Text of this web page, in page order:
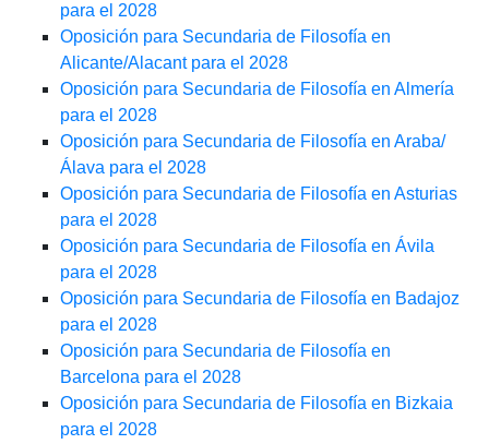
para el 2028
Oposición para Secundaria de Filosofía en
Alicante/Alacant para el 2028
Oposición para Secundaria de Filosofía en Almería
para el 2028
Oposición para Secundaria de Filosofía en Araba/
Álava para el 2028
Oposición para Secundaria de Filosofía en Asturias
para el 2028
Oposición para Secundaria de Filosofía en Ávila
para el 2028
Oposición para Secundaria de Filosofía en Badajoz
para el 2028
Oposición para Secundaria de Filosofía en
Barcelona para el 2028
Oposición para Secundaria de Filosofía en Bizkaia
para el 2028